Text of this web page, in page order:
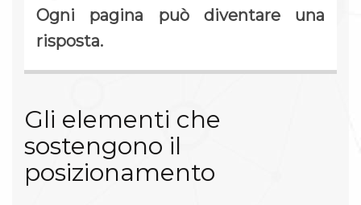
Ogni pagina può diventare una
risposta.
Gli elementi che
sostengono il
posizionamento